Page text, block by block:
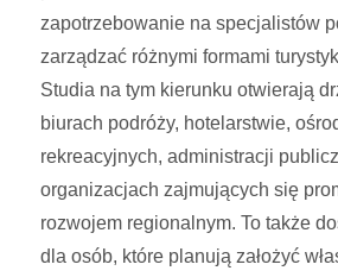
zapotrzebowanie na specjalistów
zarządzać różnymi formami
Studia na tym kierunku otwierają
biurach podróży, hotelarstwie,
rekreacyjnych, administracji
organizacjach zajmujących się
rozwojem regionalnym. To także
dla osób, które planują założyć